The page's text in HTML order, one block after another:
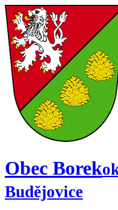
Obec Borek
Budějovice